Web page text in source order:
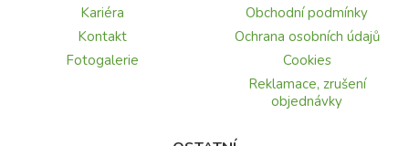
Kariéra
Kontakt
Fotogalerie
Obchodní podmínky
Ochrana osobních údajů
Cookies
Reklamace, zrušení
objednávky